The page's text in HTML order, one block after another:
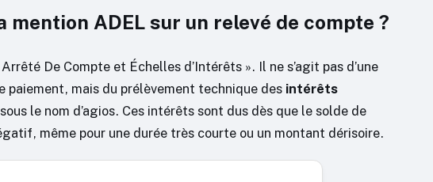
mention ADEL sur un relevé de compte ?
De Compte et Échelles d’Intérêts ». Il ne s’agit pas d’une
paiement, mais du prélèvement technique des intérêts
le nom d’agios. Ces intérêts sont dus dès que le solde de
même pour une durée très courte ou un montant dérisoire.